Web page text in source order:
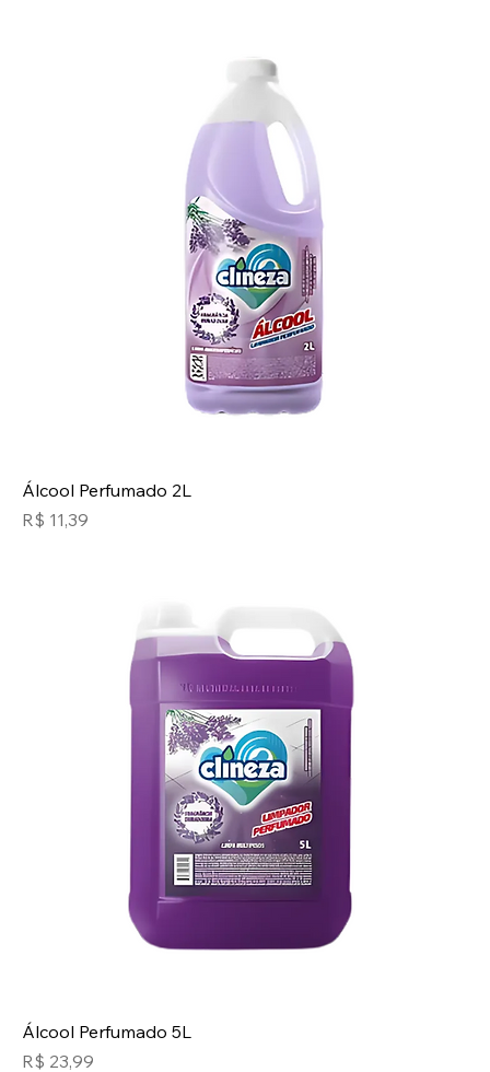
Álcool Perfumado 2L
Preço
R$ 11,39
Álcool Perfumado 5L
Preço
R$ 23,99